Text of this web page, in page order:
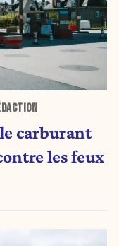
carburant
les feux